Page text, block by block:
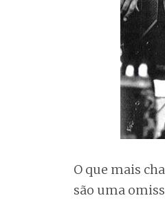
O que mais
são uma